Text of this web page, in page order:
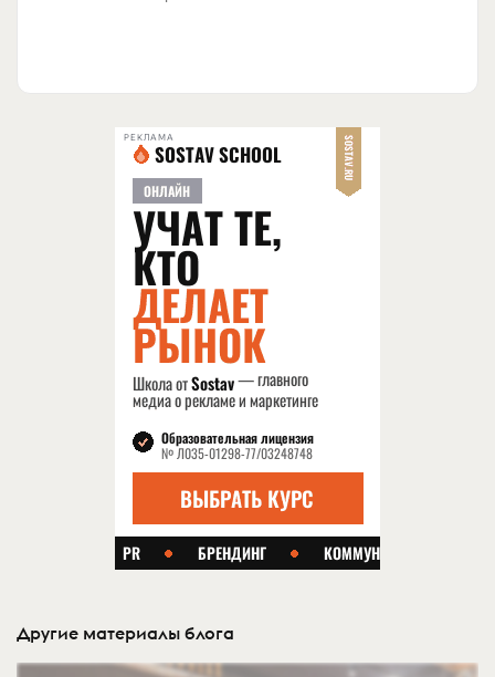
РЕКЛАМА
Другие материалы блога